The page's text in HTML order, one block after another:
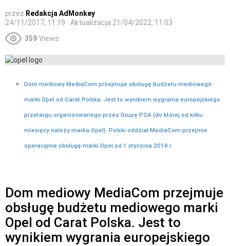
przez Redakcja AdMonkey
24/11/2017, 11:19
Aktualizacja 21/04/2022, 11:03
359 Views
Dom mediowy MediaCom przejmuje obsługę budżetu mediowego
marki Opel od Carat Polska. Jest to wynikiem wygrania europejskiego
przetargu organizowanego przez Grupę PSA (do której od kilku
miesięcy należy marka Opel). Polski oddział MediaCom przejmie
operacyjnie obsługę marki Opel od 1 stycznia 2018 r.
Dom mediowy MediaCom przejmuje
obsługę budżetu mediowego marki
Opel od Carat Polska. Jest to
wynikiem wygrania europejskiego